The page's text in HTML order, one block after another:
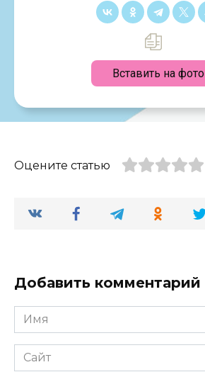
Вставить на фото
Оцените статью
Добавить комментарий
Имя
*
Сайт